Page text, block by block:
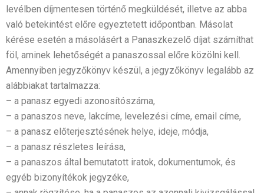
levélben díjmentesen történő megküldését, illetve az abba
való betekintést előre egyeztetett időpontban. Másolat
kérése esetén a másolásért a Panaszkezelő díjat számíthat
föl, aminek lehetőségét a panaszossal előre közölni kell.
Amennyiben jegyzőkönyv készül, a jegyzőkönyv legalább az
alábbiakat tartalmazza:
– a panasz egyedi azonosítószáma,
– a panaszos neve, lakcíme, levelezési címe, email címe,
– a panasz előterjesztésének helye, ideje, módja,
– a panasz részletes leírása,
– a panaszos által bemutatott iratok, dokumentumok, és
egyéb bizonyítékok jegyzéke,